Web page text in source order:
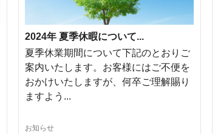
2024年 夏季休暇について...
夏季休業期間について下記のとおりご
案内いたします。お客様にはご不便を
おかけいたしますが、何卒ご理解賜り
ますよう...
お知らせ